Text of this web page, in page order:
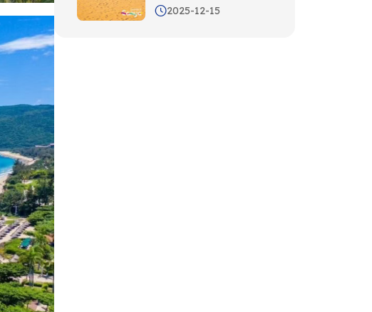
2025-12-15